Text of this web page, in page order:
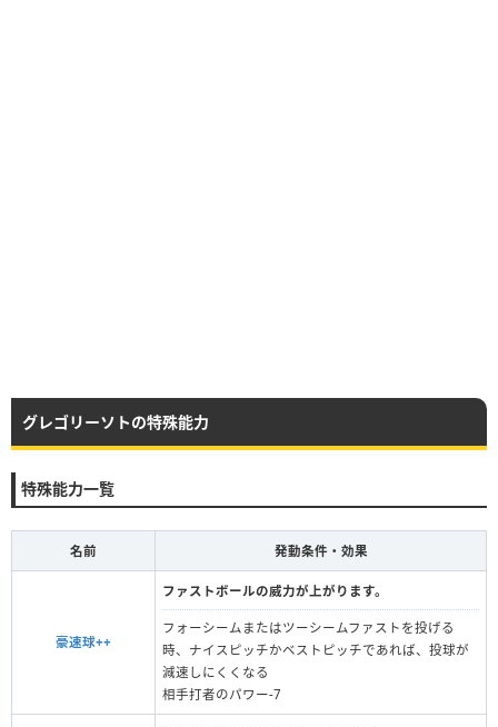
グレゴリーソトの特殊能力
特殊能力一覧
名前 発動条件・効果
豪速球++
ファストボールの威力が上がります。
フォーシームまたはツーシームファストを投げる
時、ナイスピッチかベストピッチであれば、投球が
減速しにくくなる
相手打者のパワー-7